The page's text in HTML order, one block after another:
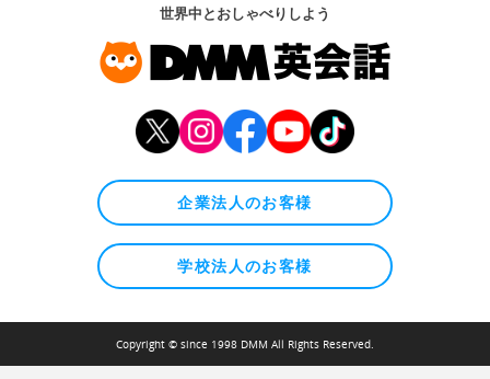
世界中とおしゃべりしよう
企業法人のお客様
学校法人のお客様
Copyright © since 1998 DMM All Rights Reserved.